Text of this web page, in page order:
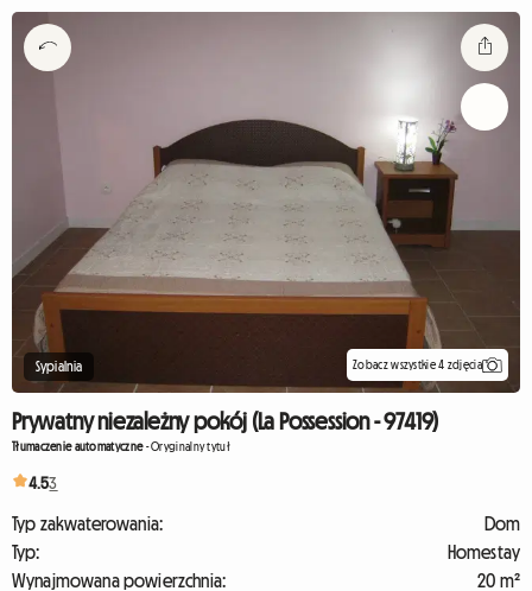
Sypialnia Zobacz wszystkie 4 zdjęcia
Prywatny niezależny pokój (La Possession - 97419)
Tłumaczenie automatyczne-Oryginalny tytuł
4.53
Typ zakwaterowania:
Dom
Typ:
Homestay
Wynajmowana powierzchnia:
20 m²